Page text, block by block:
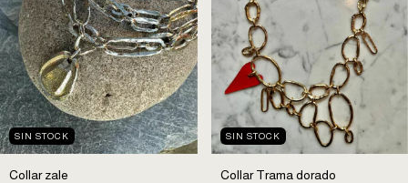
SIN STOCK
Collar zale
SIN STOCK
Collar Trama dorado